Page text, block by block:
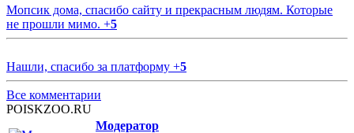
Мопсик дома, спасибо сайту и прекрасным людям. Которые
не прошли мимо. +5
Нашли, спасибо за платформу +5
Все комментарии
POISKZOO.RU
Модератор